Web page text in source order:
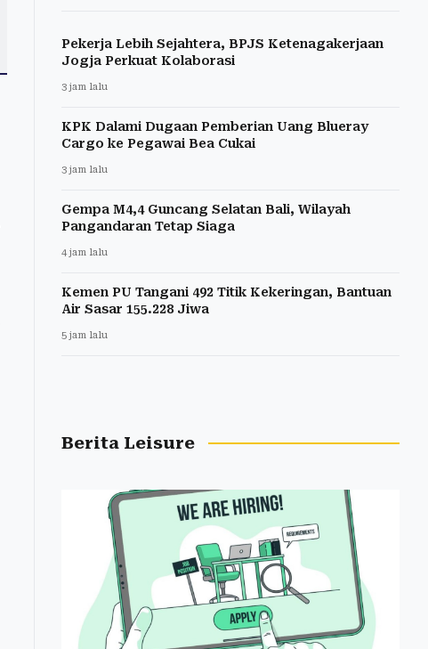
Pekerja Lebih Sejahtera, BPJS Ketenagakerjaan
Jogja Perkuat Kolaborasi
3 jam lalu
KPK Dalami Dugaan Pemberian Uang Blueray
Cargo ke Pegawai Bea Cukai
3 jam lalu
Gempa M4,4 Guncang Selatan Bali, Wilayah
Pangandaran Tetap Siaga
4 jam lalu
Kemen PU Tangani 492 Titik Kekeringan, Bantuan
Air Sasar 155.228 Jiwa
5 jam lalu
Berita Leisure